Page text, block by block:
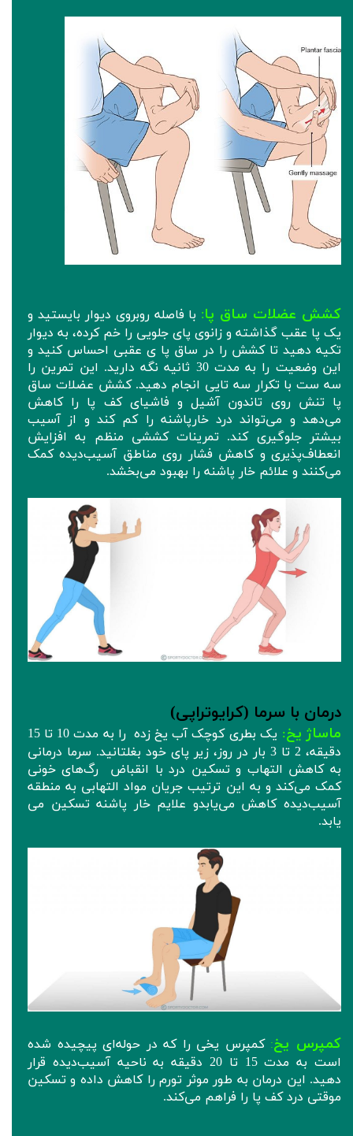
کشش عضلات ساق پا: با فاصله روبروی دیوار بایستید و
یک پا عقب گذاشته و زانوی پای جلویی را خم کرده، به دیوار
تکیه دهید تا کشش را در ساق پا ی عقبی احساس کنید و
این وضعیت را به مدت 30 ثانیه نگه دارید. این تمرین را
سه ست با تکرار سه تایی انجام دهید. کشش عضلات ساق
پا تنش روی تاندون آشیل و فاشیای کف پا را کاهش
می‌دهد و می‌تواند درد خارپاشنه را کم کند و از آسیب
بیشتر جلوگیری کند. تمرینات کششی منظم به افزایش
انعطاف‌پذیری و کاهش فشار روی مناطق آسیب‌دیده کمک
می‌کنند و علائم خار پاشنه را بهبود می‌بخشد.
درمان با سرما (کرایوتراپی)
ماساژ یخ:
یک بطری کوچک آب یخ زده را به مدت 10 تا 15
دقیقه، 2 تا 3 بار در روز، زیر پای خود بغلتانید. سرما درمانی
به کاهش التهاب و تسکین درد با انقباض رگ‌های خونی
کمک می‌کند و به این ترتیب جریان مواد التهابی به منطقه
آسیب‌دیده کاهش می‌یابدو علایم خار پاشنه تسکین می
یابد.
کمپرس یخ: کمپرس یخی را که در حوله‌ای پیچیده شده
است به مدت 15 تا 20 دقیقه به ناحیه آسیب‌دیده قرار
دهید. این درمان به طور موثر تورم را کاهش داده و تسکین
موقتی درد کف پا را فراهم می‌کند.